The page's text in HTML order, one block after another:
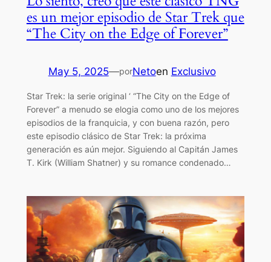
es un mejor episodio de Star Trek que
“The City on the Edge of Forever”
May 5, 2025—porNetoen Exclusivo
Star Trek: la serie original ‘ “The City on the Edge of
Forever” a menudo se elogia como uno de los mejores
episodios de la franquicia, y con buena razón, pero
este episodio clásico de Star Trek: la próxima
generación es aún mejor. Siguiendo al Capitán James
T. Kirk (William Shatner) y su romance condenado…